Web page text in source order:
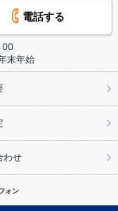
電話する
00
末年始
わせ
ォン